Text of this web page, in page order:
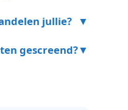
jullie?
gescreend?